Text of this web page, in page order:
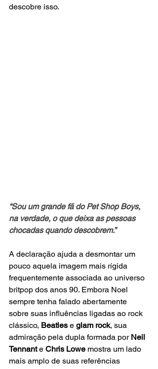
descobre isso.
“Sou um grande fã do Pet Shop Boys,
na verdade, o que deixa as pessoas
chocadas quando descobrem.”
A declaração ajuda a desmontar um
pouco aquela imagem mais rígida
frequentemente associada ao universo
britpop dos anos 90. Embora Noel
sempre tenha falado abertamente
sobre suas influências ligadas ao rock
clássico, Beatles e glam rock, sua
admiração pela dupla formada por Neil
Tennant e Chris Lowe mostra um lado
mais amplo de suas referências